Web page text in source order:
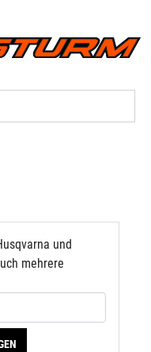
und
mehrere